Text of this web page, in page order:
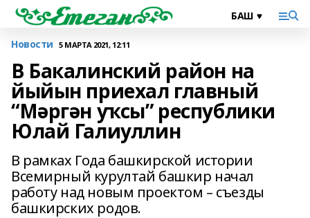
Новости 5 МАРТА 2021, 12:11
В Бакалинский район на
йыйын приехал главный
“Мәргән уҡсы” республики
Юлай Галиуллин
В рамках Года башкирской истории
Всемирный курултай башкир начал
работу над новым проектом – съезды
башкирских родов.